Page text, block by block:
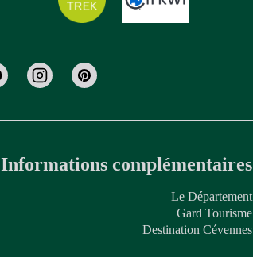
Informations complémentaires
Le Département
Gard Tourisme
Destination Cévennes